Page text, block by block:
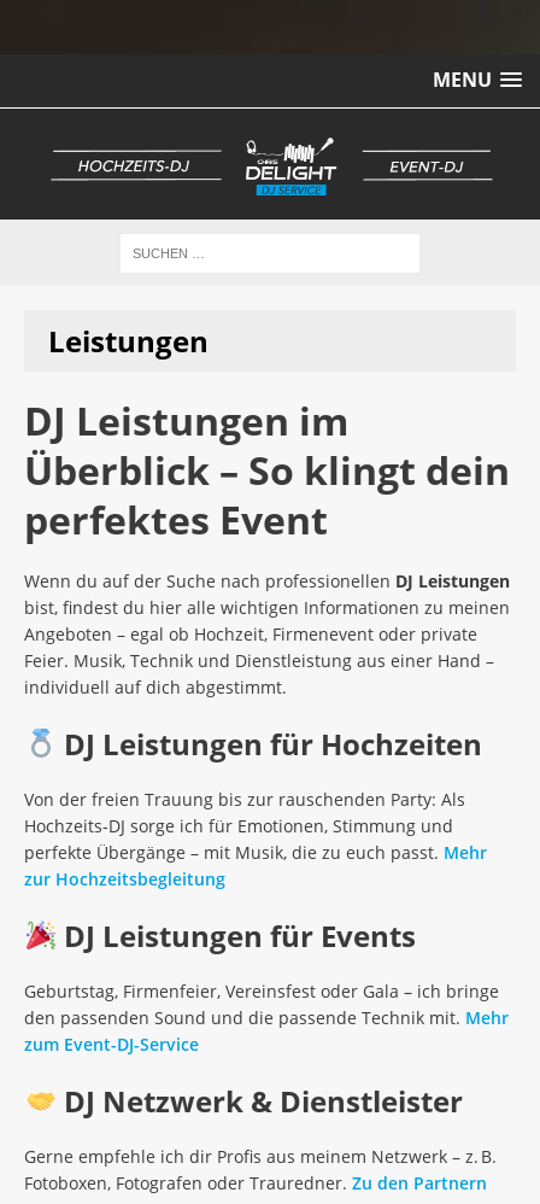
MENU
Leistungen
DJ Leistungen im
Überblick – So klingt dein
perfektes Event
Wenn du auf der Suche nach professionellen DJ Leistungen
bist, findest du hier alle wichtigen Informationen zu meinen
Angeboten – egal ob Hochzeit, Firmenevent oder private
Feier. Musik, Technik und Dienstleistung aus einer Hand –
individuell auf dich abgestimmt.
DJ Leistungen für Hochzeiten
Von der freien Trauung bis zur rauschenden Party: Als
Hochzeits-DJ sorge ich für Emotionen, Stimmung und
perfekte Übergänge – mit Musik, die zu euch passt. Mehr
zur Hochzeitsbegleitung
DJ Leistungen für Events
Geburtstag, Firmenfeier, Vereinsfest oder Gala – ich bringe
den passenden Sound und die passende Technik mit. Mehr
zum Event-DJ-Service
DJ Netzwerk & Dienstleister
Gerne empfehle ich dir Profis aus meinem Netzwerk – z. B.
Fotoboxen, Fotografen oder Trauredner. Zu den Partnern